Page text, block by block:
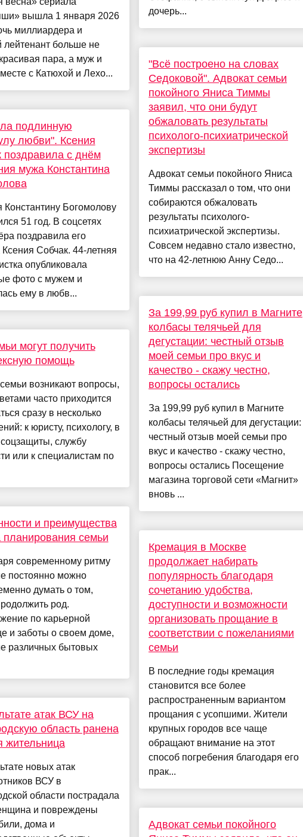
вышла 1 января 2026
миллиардера и
лейтенант больше не
пара, а муж и
с Катюхой и Лехо...
подлинную
любви". Ксения
поздравила с днём
мужа Константина
Константину Богомолову
51 год. В соцсетях
поздравила его
Ксения Собчак. 44-летняя
опубликовала
фото с мужем и
ему в любв...
могут получить
помощь
семьи возникают вопросы,
часто приходится
сразу в несколько
к юристу, психологу, в
службу
или к специалистам по
и преимущества
планирования семьи
современному ритму
постоянно можно
думать о том,
род.
по карьерной
и заботы о своем доме,
различных бытовых
атак ВСУ на
область ранена
жительница
новых атак
ВСУ в
области пострадала
и повреждены
дома и
дочерь...
"Всё построено на словах
Седоковой". Адвокат семьи
покойного Яниса Тиммы
заявил, что они будут
обжаловать результаты
психолого-психиатрической
экспертизы
Адвокат семьи покойного Яниса
Тиммы рассказал о том, что они
собираются обжаловать
результаты психолого-
психиатрической экспертизы.
Совсем недавно стало известно,
что на 42-летнюю Анну Седо...
За 199,99 руб купил в Магните
колбасы телячьей для
дегустации: честный отзыв
моей семьи про вкус и
качество - скажу честно,
вопросы остались
За 199,99 руб купил в Магните
колбасы телячьей для дегустации:
честный отзыв моей семьи про
вкус и качество - скажу честно,
вопросы остались Посещение
магазина торговой сети «Магнит»
вновь ...
Кремация в Москве
продолжает набирать
популярность благодаря
сочетанию удобства,
доступности и возможности
организовать прощание в
соответствии с пожеланиями
семьи
В последние годы кремация
становится все более
распространенным вариантом
прощания с усопшими. Жители
крупных городов все чаще
обращают внимание на этот
способ погребения благодаря его
прак...
Адвокат семьи покойного